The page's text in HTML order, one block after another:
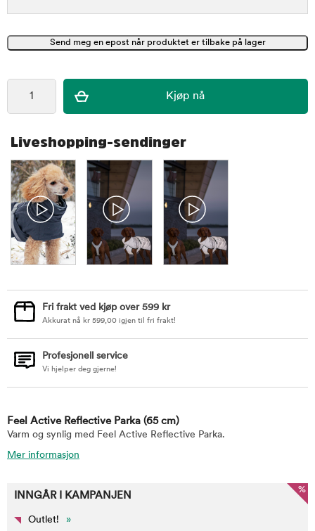
Liveshopping-sendinger
Fri frakt ved kjøp over 599 kr
Akkurat nå kr 599,00 igjen til fri frakt!
Profesjonell service
Vi hjelper deg gjerne!
Feel Active Reflective Parka (65 cm)
Varm og synlig med Feel Active Reflective Parka.
Mer informasjon
%
INNGÅR I KAMPANJEN
Outlet! »